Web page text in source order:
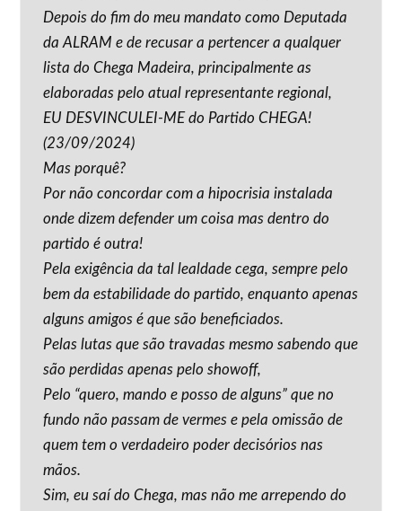
Depois do fim do meu mandato como Deputada
da ALRAM e de recusar a pertencer a qualquer
lista do Chega Madeira, principalmente as
elaboradas pelo atual representante regional,
EU DESVINCULEI-ME do Partido CHEGA!
(23/09/2024)
Mas porquê?
Por não concordar com a hipocrisia instalada
onde dizem defender um coisa mas dentro do
partido é outra!
Pela exigência da tal lealdade cega, sempre pelo
bem da estabilidade do partido, enquanto apenas
alguns amigos é que são beneficiados.
Pelas lutas que são travadas mesmo sabendo que
são perdidas apenas pelo showoff,
Pelo “quero, mando e posso de alguns” que no
fundo não passam de vermes e pela omissão de
quem tem o verdadeiro poder decisórios nas
mãos.
Sim, eu saí do Chega, mas não me arrependo do